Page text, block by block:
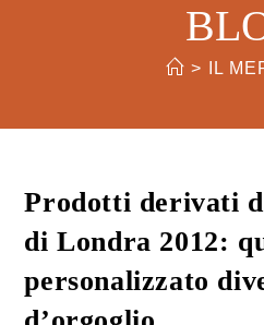
> IL
Prodotti derivati
di Londra 2012:
personalizzato